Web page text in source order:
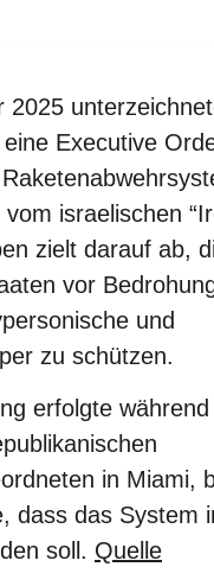
2025
Executive
israelischen
zielt darauf ab,
vor
und
zu schützen.
erfolgte
in Miami,
dass das System
soll. Quelle